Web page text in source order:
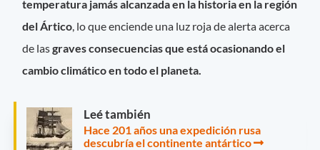
temperatura jamás alcanzada en la historia en la región
del Ártico , lo que enciende una luz roja de alerta acerca
de lasgraves consecuencias que está ocasionando el
cambio climático en todo el planeta.
Leé también
Hace 201 años una expedición rusa
descubría el continente antártico